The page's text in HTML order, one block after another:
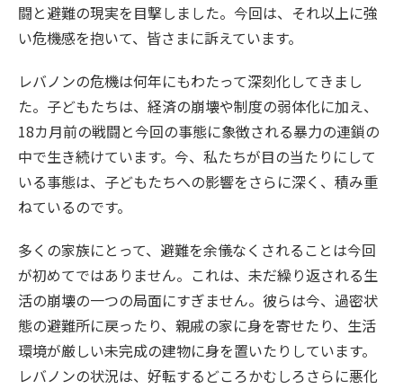
闘と避難の現実を目撃しました。今回は、それ以上に強
い危機感を抱いて、皆さまに訴えています。
レバノンの危機は何年にもわたって深刻化してきまし
た。子どもたちは、経済の崩壊や制度の弱体化に加え、
18カ月前の戦闘と今回の事態に象徴される暴力の連鎖の
中で生き続けています。今、私たちが目の当たりにして
いる事態は、子どもたちへの影響をさらに深く、積み重
ねているのです。
多くの家族にとって、避難を余儀なくされることは今回
が初めてではありません。これは、未だ繰り返される生
活の崩壊の一つの局面にすぎません。彼らは今、過密状
態の避難所に戻ったり、親戚の家に身を寄せたり、生活
環境が厳しい未完成の建物に身を置いたりしています。
レバノンの状況は、好転するどころかむしろさらに悪化